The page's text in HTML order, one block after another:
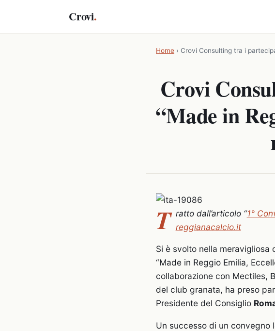
Crovi.
Home › Crovi Consulting tra i
Crovi
“Made in
T ratto dall’articolo “1°
reggianacalcio.it
Si è svolto nella
“Made in Reggio Emilia,
collaborazione con Mectiles,
del club granata, ha preso
Presidente del Consiglio
Un successo di un